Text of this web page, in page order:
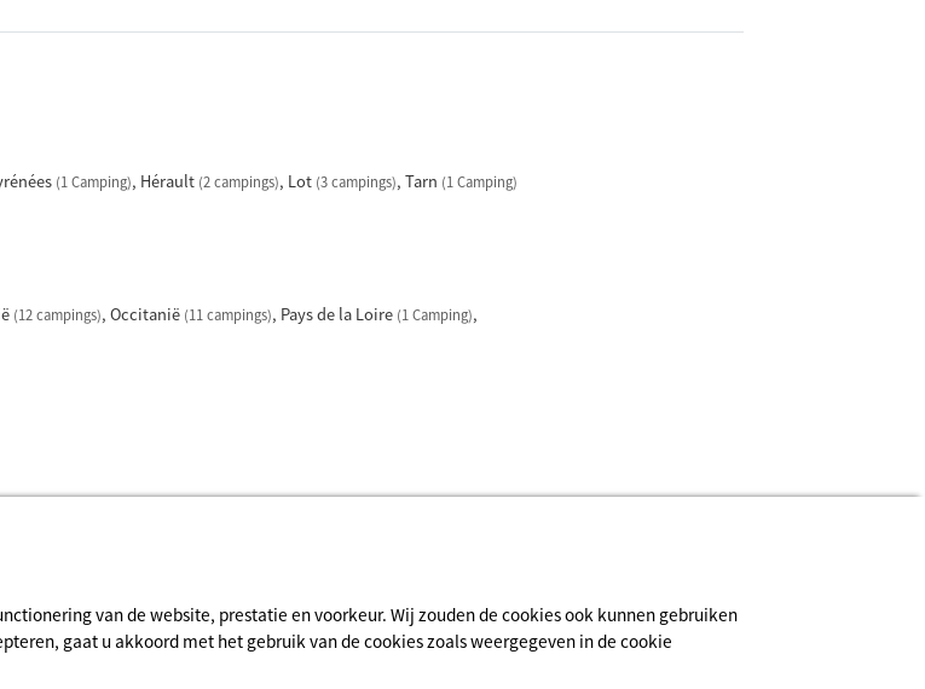
(1 Camping) Hérault (2 campings) Lot (3 campings) Tarn (1 Camping)
(12 campings) Occitanië (11 campings) Pays de la Loire (1 Camping)
Inschrijven voor de nieuwsbrief
van de website, prestatie en voorkeur. Wij zouden de cookies ook kunnen gebruiken
gaat u akkoord met het gebruik van de cookies zoals weergegeven in de cookie